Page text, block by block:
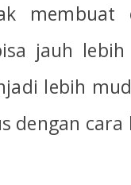
membuat
jauh lebih
lebih
dengan cara